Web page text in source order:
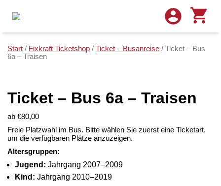
Start / Fixkraft Ticketshop / Ticket – Busanreise / Ticket – Bus
6a – Traisen
Ticket – Bus 6a – Traisen
ab €80,00
Freie Platzwahl im Bus. Bitte wählen Sie zuerst eine Ticketart,
um die verfügbaren Plätze anzuzeigen.
Altersgruppen:
Jugend: Jahrgang 2007–2009
Kind: Jahrgang 2010–2019